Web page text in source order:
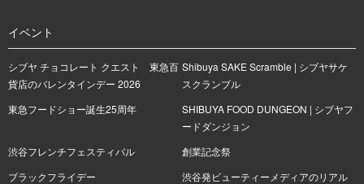
イベント
シブヤ チョコレート クエスト 東急百
貨店のバレンタインデー 2026
Shibuya SAKE Scramble | シブヤサケ
スクランブル
東急フードショー誕生25周年
SHIBUYA FOOD DUNGEON | シブヤフ
ードダンジョン
渋谷フレンチフェスティバル
創業記念祭
ブラックフライデー
渋谷発ビューティーメディアのリアル